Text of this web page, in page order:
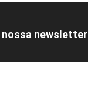
nossa newsletter